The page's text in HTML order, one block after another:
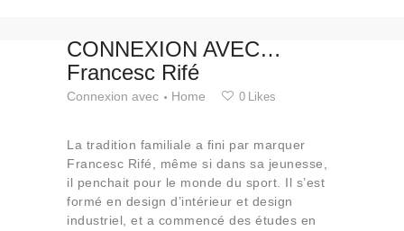
Événements
Espaces
Matériels
Connexion avec
Collaborations
Qui sommes-nous
CONNEXION AVEC…
Francesc Rifé
Connexion avec Home 0 Likes
La tradition familiale a fini par marquer
Francesc Rifé, même si dans sa jeunesse,
il penchait pour le monde du sport. Il s’est
formé en design d’intérieur et design
industriel, et a commencé des études en